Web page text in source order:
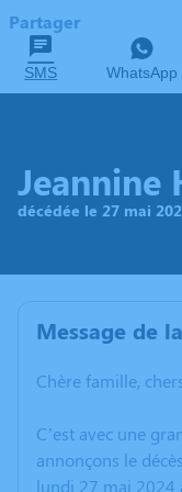
Partager
SMS WhatsApp
Jeannine
décédée le 27 mai
Message de
Chère famille,
C’est avec une
annonçons le
lundi 27 mai 2024